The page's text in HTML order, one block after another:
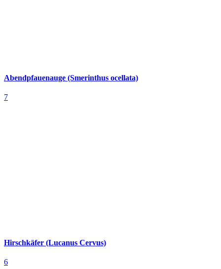
Abendpfauenauge (Smerinthus ocellata)
7
Hirschkäfer (Lucanus Cervus)
6